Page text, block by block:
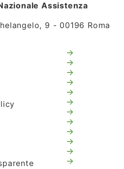
Assistenza
9 - 00196 Roma